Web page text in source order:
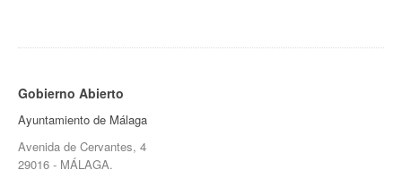
Gobierno Abierto
Ayuntamiento de Málaga
Avenida de Cervantes, 4
29016 - MÁLAGA.